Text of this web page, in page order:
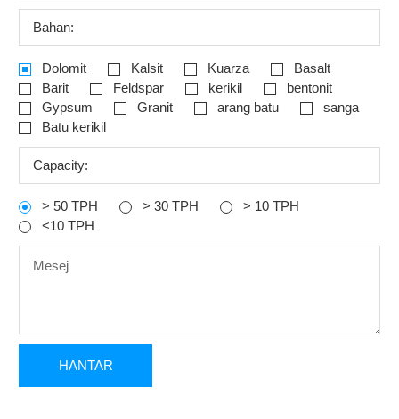
Bahan:
Dolomit Kalsit Kuarza
Basalt
Barit
Feldspar kerikil
bentonit
Gypsum
Granit arang batu
sanga
Batu kerikil
Capacity:
> 50 TPH > 30 TPH
> 10 TPH
<10 TPH